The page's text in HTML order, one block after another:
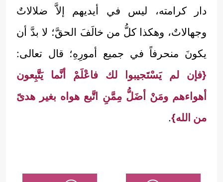
دار كرامته، ليس في أيديهم إلاَّ ضلالاتٌ
وجهالاتٌ، وهكذا كلُّ من خالَفَ الحقَّ؛ لا بدَّ أن
يكونَ منحرفاً في جميع أمورِهِ؛ قال تعالى:
{فإن لم يَسْتَجيبوا لك فاعْلَمْ أنَّما يَتَّبِعون
أهواءهم ومَنْ أضَلُّ مِمَّنِ اتَّبع هواه بغير هدىً
من الله}.